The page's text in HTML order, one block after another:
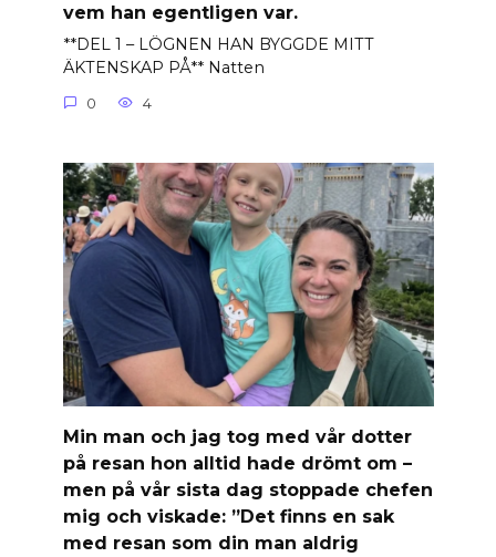
vem han egentligen var.
**DEL 1 – LÖGNEN HAN BYGGDE MITT
ÄKTENSKAP PÅ** Natten
0 4
Min man och jag tog med vår dotter
på resan hon alltid hade drömt om –
men på vår sista dag stoppade chefen
mig och viskade: ”Det finns en sak
med resan som din man aldrig